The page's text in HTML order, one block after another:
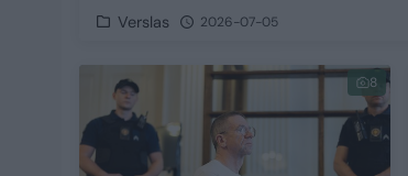
Verslas 2026-07-05
8